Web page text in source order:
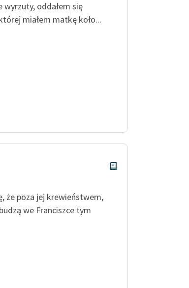
wyrzuty, oddałem się
miałem matkę koło...
że poza jej krewieństwem,
we Franciszce tym